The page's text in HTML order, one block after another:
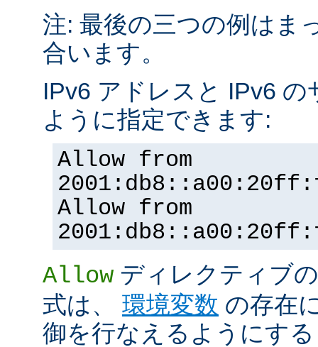
注: 最後の三つの例はま
合います。
IPv6 アドレスと IPv6
ように指定できます:
Allow from
Allow from
Allow ディレクティブ
式は、 環境変数 の存在
御を行なえるようにす